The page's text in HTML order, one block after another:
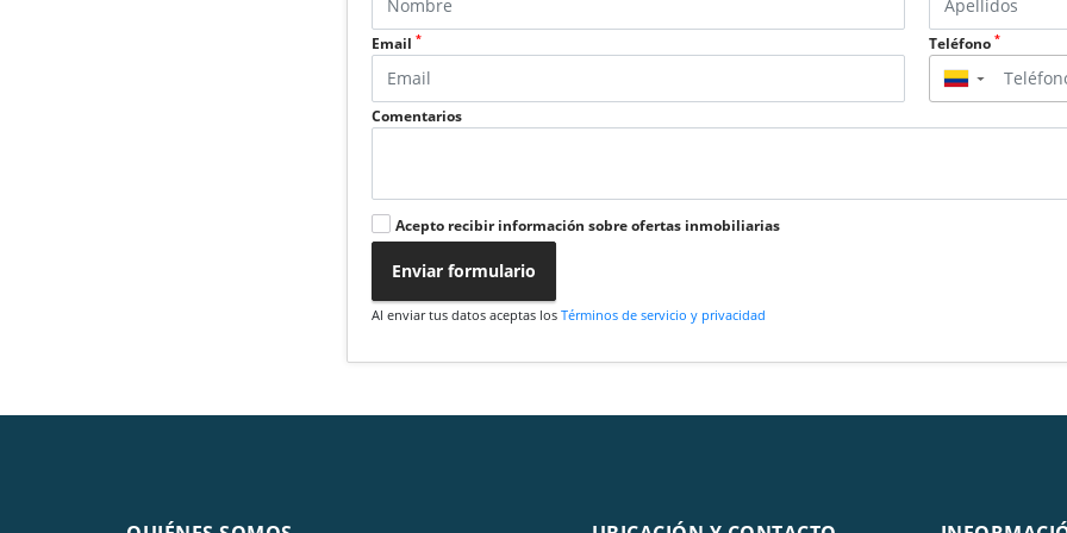
Email* Teléfono *
▼
Comentarios
Acepto recibir información sobre ofertas inmobiliarias
Enviar formulario
Al enviar tus datos aceptas losTérminos de servicio y privacidad